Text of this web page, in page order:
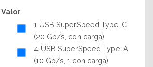
Valor
1 USB SuperSpeed Type-C
(20 Gb/s, con carga)
4 USB SuperSpeed Type-A
(10 Gb/s, 1 con carga)